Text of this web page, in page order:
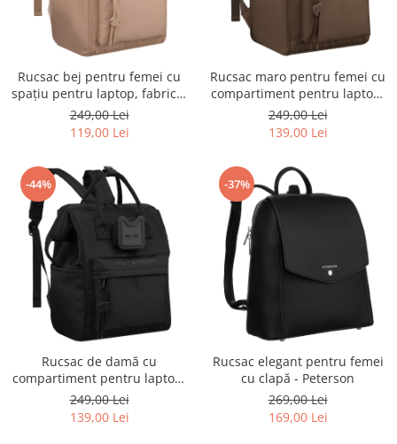
Rucsac bej pentru femei cu
spațiu pentru laptop, fabricat
din poliester, cu un singur
compartiment - Peterson
249,00 Lei
119,00 Lei
Rucsac maro pentru femei cu
compartiment pentru laptop,
confecționat din poliester și
închidere cu fermoar -
Peterson
249,00 Lei
139,00 Lei
-44%
Rucsac de damă cu
compartiment pentru laptop,
fabricat din poliester negru -
Peterson
249,00 Lei
139,00 Lei
-37%
Rucsac elegant pentru femei
cu clapă - Peterson
269,00 Lei
169,00 Lei